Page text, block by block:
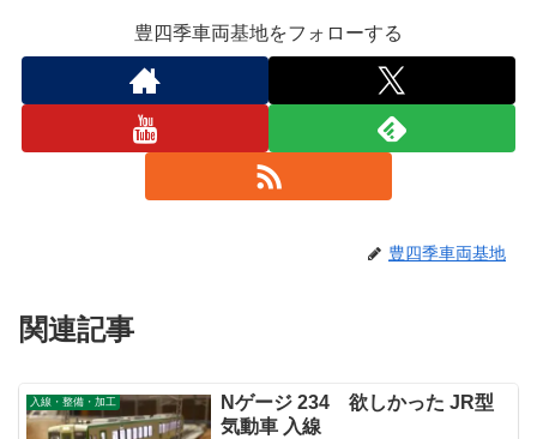
豊四季車両基地をフォローする
豊四季車両基地
関連記事
入線・整備・加工
Nゲージ 234 欲しかった JR型
気動車 入線